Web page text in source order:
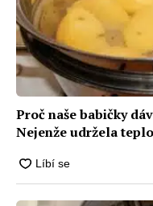
Proč naše babičky
Nejenže udržela teplo